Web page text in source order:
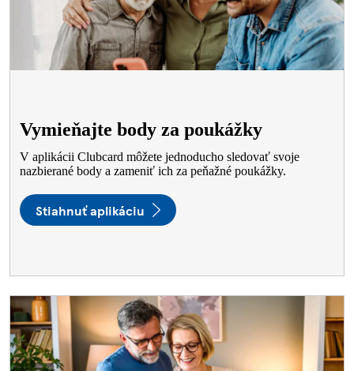
Vymieňajte body za poukážky
V aplikácii Clubcard môžete jednoducho sledovať svoje
nazbierané body a zameniť ich za peňažné poukážky.
Stiahnuť aplikáciu